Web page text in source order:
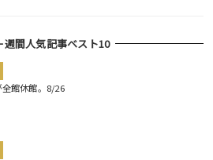
週間人気記事ベスト10
館休館。8/26